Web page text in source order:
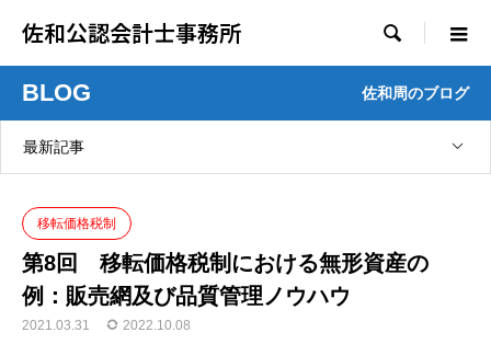
佐和公認会計士事務所 
BLOG 佐和周のブログ
最新記事
移転価格税制
第8回 移転価格税制における無形資産の
例：販売網及び品質管理ノウハウ
2021.03.31 2022.10.08